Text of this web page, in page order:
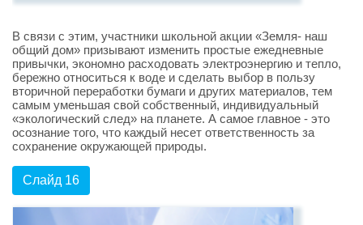
В связи с этим, участники школьной акции «Земля- наш
общий дом» призывают изменить простые ежедневные
привычки, экономно расходовать электроэнергию и тепло,
бережно относиться к воде и сделать выбор в пользу
вторичной переработки бумаги и других материалов, тем
самым уменьшая свой собственный, индивидуальный
«экологический след» на планете. А самое главное - это
осознание того, что каждый несет ответственность за
сохранение окружающей природы.
Слайд 16